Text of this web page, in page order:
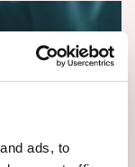
ads, to